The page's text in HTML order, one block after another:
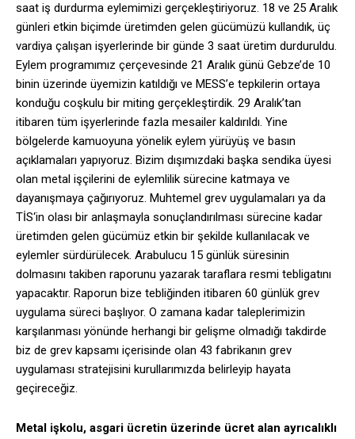
saat iş durdurma eylemimizi gerçekleştiriyoruz. 18 ve 25 Aralık
günleri etkin biçimde üretimden gelen gücümüzü kullandık, üç
vardiya çalışan işyerlerinde bir günde 3 saat üretim durduruldu.
Eylem programımız çerçevesinde 21 Aralık günü Gebze’de 10
binin üzerinde üyemizin katıldığı ve MESS’e tepkilerin ortaya
konduğu coşkulu bir miting gerçekleştirdik. 29 Aralık’tan
itibaren tüm işyerlerinde fazla mesailer kaldırıldı. Yine
bölgelerde kamuoyuna yönelik eylem yürüyüş ve basın
açıklamaları yapıyoruz. Bizim dışımızdaki başka sendika üyesi
olan metal işçilerini de eylemlilik sürecine katmaya ve
dayanışmaya çağırıyoruz. Muhtemel grev uygulamaları ya da
TİS‘in olası bir anlaşmayla sonuçlandırılması sürecine kadar
üretimden gelen gücümüz etkin bir şekilde kullanılacak ve
eylemler sürdürülecek. Arabulucu 15 günlük süresinin
dolmasını takiben raporunu yazarak taraflara resmi tebligatını
yapacaktır. Raporun bize tebliğinden itibaren 60 günlük grev
uygulama süreci başlıyor. O zamana kadar taleplerimizin
karşılanması yönünde herhangi bir gelişme olmadığı takdirde
biz de grev kapsamı içerisinde olan 43 fabrikanın grev
uygulaması stratejisini kurullarımızda belirleyip hayata
geçireceğiz.
Metal işkolu, asgari ücretin üzerinde ücret alan ayrıcalıklı